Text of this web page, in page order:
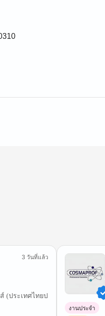
3 วันที่แล้ว
(ประเทศไทยป
งานประจำ